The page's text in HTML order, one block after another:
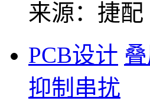
来源：捷配
PCB设计
抑制串扰